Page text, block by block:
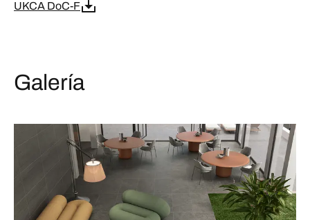
UKCA DoC-F
Galería